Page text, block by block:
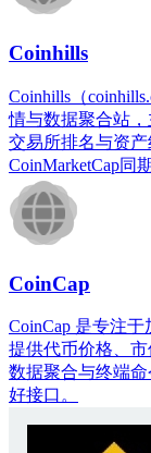
Coinhills
Coinhills（
情与数据聚合站，
交易所排名与资
CoinMarketCap同
CoinCap
CoinCap 是专注
提供代币价格、
数据聚合与终端
好接口。